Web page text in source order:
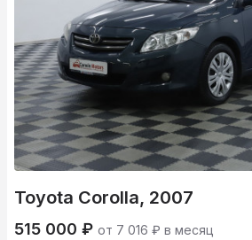
Toyota Corolla, 2007
515 000 ₽ от 7 016 ₽ в месяц